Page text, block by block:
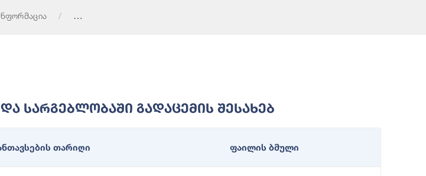
Სარგებლობაში Გადაცემის Შესახებ
თარიღი ფაილის ბმული